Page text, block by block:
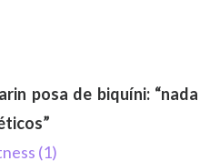
posa de biquíni: “nada